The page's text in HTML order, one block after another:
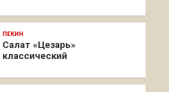
ПЕКИН
Салат «Цезарь»
классический